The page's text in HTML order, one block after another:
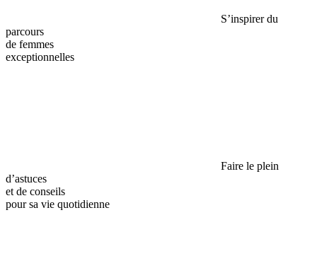
S’inspirer du
parcours
de femmes
exceptionnelles
Faire le plein
d’astuces
et de conseils
pour sa vie quotidienne